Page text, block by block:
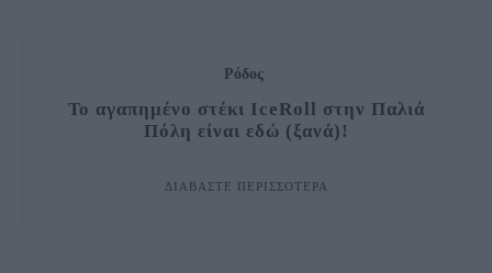
Ρόδος
Το αγαπημένο στέκι IceRoll στην Παλιά
Πόλη είναι εδώ (ξανά)!
ΔΙΑΒΆΣΤΕ ΠΕΡΙΣΣΌΤΕΡΑ